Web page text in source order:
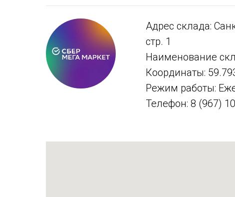
Адрес склада:
стр. 1
Наименование
Координаты:
Режим работы:
Телефон: 8 (967)